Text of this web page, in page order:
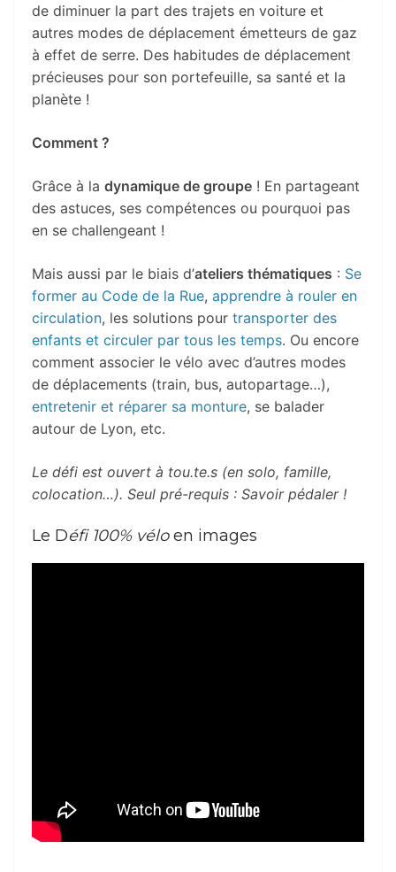
de diminuer la part des trajets en voiture et
autres modes de déplacement émetteurs de gaz
à effet de serre. Des habitudes de déplacement
précieuses pour son portefeuille, sa santé et la
planète !
Comment ?
Grâce à la dynamique de groupe ! En partageant
des astuces, ses compétences ou pourquoi pas
en se challengeant !
Mais aussi par le biais d’ateliers thématiques : Se
former au Code de la Rue, apprendre à rouler en
circulation, les solutions pour transporter des
enfants et circuler par tous les temps. Ou encore
comment associer le vélo avec d’autres modes
de déplacements (train, bus, autopartage…),
entretenir et réparer sa monture, se balader
autour de Lyon, etc.
Le défi est ouvert à tou.te.s (en solo, famille,
colocation…). Seul pré-requis : Savoir pédaler !
Le Défi 100% véloen images